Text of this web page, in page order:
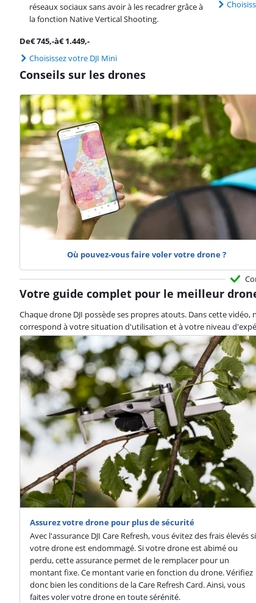
réseaux sociaux sans avoir à les recadrer grâce à
la fonction Native Vertical Shooting.
De€745,-à€1.449,-
Choisissez votre DJI Mini
Conseils sur les drones
Où pouvez-vous faire voler votre drone ?
Votre guide complet pour le meilleur
Chaque drone DJI possède ses propres atouts. Dans cette vidéo,
correspond à votre situation d'utilisation et à votre niveau
Assurez votre drone pour plus de sécurité
Avec l'assurance DJI Care Refresh, vous évitez des frais élevés si
votre drone est endommagé. Si votre drone est abimé ou
perdu, cette assurance permet de le remplacer pour un
montant fixe. Ce montant varie en fonction du drone. Vérifiez
donc bien les conditions de la Care Refresh Card. Ainsi, vous
faites voler votre drone en toute sérénité.